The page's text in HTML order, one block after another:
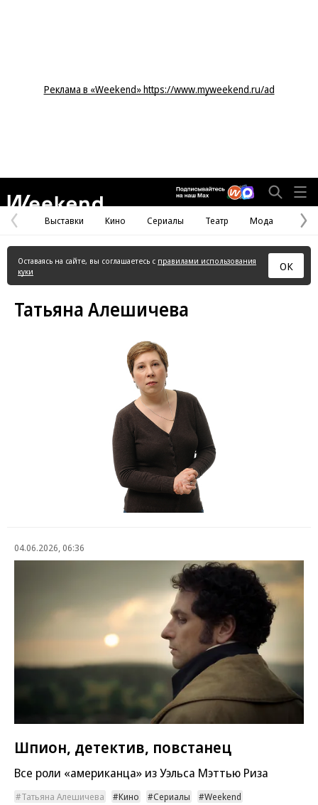
Реклама в «Weekend» https://www.myweekend.ru/ad
Предыдущая
страница
Выставки Кино Сериалы Театр Мода
Оставаясь на сайте, вы соглашаетесь с правилами использования
куки
ОК
Татьяна Алешичева
04.06.2026, 06:36
Шпион, детектив, повстанец
Все роли «американца» из Уэльса Мэттью Риза
Татьяна Алешичева Кино Сериалы Weekend